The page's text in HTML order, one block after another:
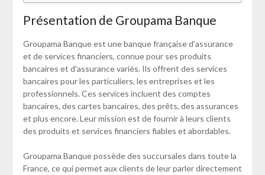
Présentation de Groupama Banque
Groupama Banque est une banque française d’assurance
et de services financiers, connue pour ses produits
bancaires et d’assurance variés. Ils offrent des services
bancaires pour les particuliers, les entreprises et les
professionnels. Ces services incluent des comptes
bancaires, des cartes bancaires, des prêts, des assurances
et plus encore. Leur mission est de fournir à leurs clients
des produits et services financiers fiables et abordables.
Groupama Banque possède des succursales dans toute la
France, ce qui permet aux clients de leur parler directement